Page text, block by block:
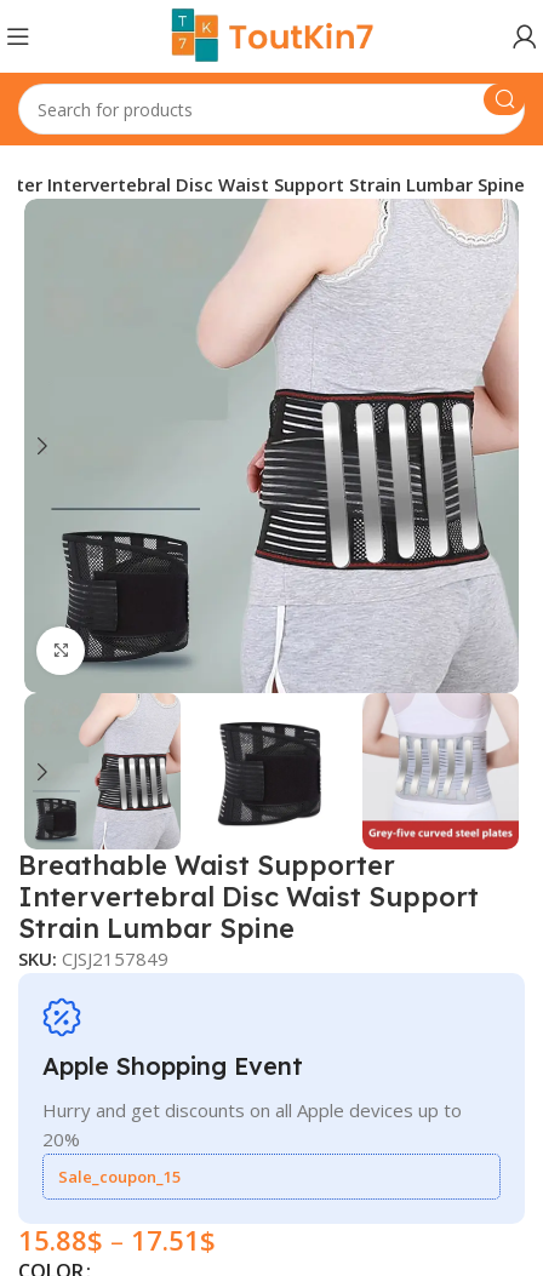
Intervertebral Disc Waist Support Strain Lumbar Spine
Click to enlarge
Breathable Waist Supporter
Intervertebral Disc Waist Support
Strain Lumbar Spine
SKU:CJSJ2157849
Apple Shopping Event
Hurry and get discounts on all Apple devices up to
20%
Sale_coupon_15
15.88$ – 17.51$
COLOR